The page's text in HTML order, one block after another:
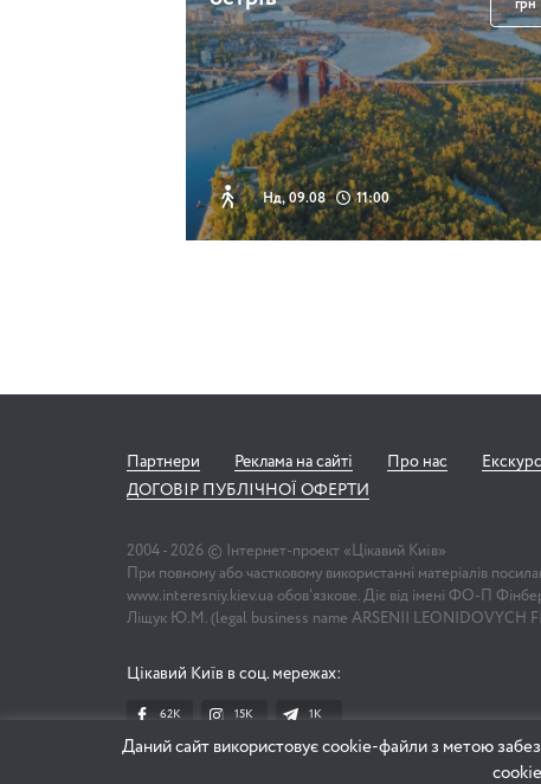
Нд, 09.08 11:00
грн
Партнери Реклама на сайті Про нас
ДОГОВІР ПУБЛІЧНОЇ ОФЕРТИ
2004 - 2026 © Інтернет-проект «Цікавий Київ»
При повному або частковому використанні матеріалів
www.interesniy.kiev.ua обов'язкове. Діє від імені ФО-П
Ліщук Ю.М. (legal business name ARSENII LEONIDOVYCH
Цікавий Київ в соц. мережах:
62K 15K 1К
Даний сайт використовує cookie-файли з метою